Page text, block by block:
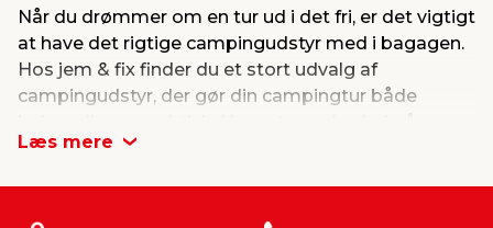
Når du drømmer om en tur ud i det fri, er det vigtigt
at have det rigtige campingudstyr med i bagagen.
Hos jem & fix finder du et stort udvalg af
campingudstyr, der gør din campingtur både
bilferie, vandretur eller en weekendtur på en
Læs mere